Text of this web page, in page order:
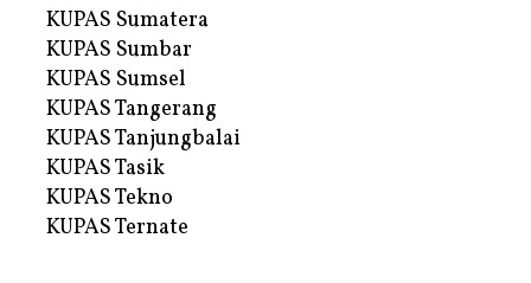
KUPAS Sumatera
KUPAS Sumbar
KUPAS Sumsel
KUPAS Tangerang
KUPAS Tanjungbalai
KUPAS Tasik
KUPAS Tekno
KUPAS Ternate